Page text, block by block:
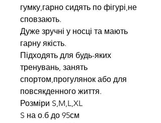
гумку,гарно сидять по фігурі,не
сповзають.
Дуже зручні у носці та мають
гарну якість.
Підходять для будь-яких
тренувань, занять
спортом,прогулянок або для
повсякденного життя.
Розміри S,M,L,XL
S на о.б до 95см